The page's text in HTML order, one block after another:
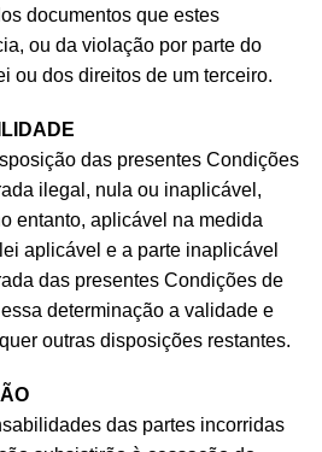
documentos que estes
ou da violação por parte do
ou dos direitos de um terceiro.
das presentes Condições
ilegal, nula ou inaplicável,
entanto, aplicável na medida
aplicável e a parte inaplicável
das presentes Condições de
determinação a validade e
outras disposições restantes.
das partes incorridas